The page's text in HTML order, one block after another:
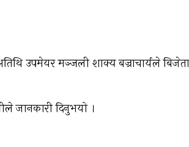
उपमेयर मञ्जली शाक्य बज्राचार्यले
जानकारी दिनुभयो ।